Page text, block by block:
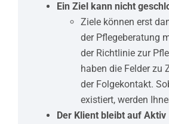
Ein Ziel kann nicht
Ziele können erst
der Pflegeberatung
der Richtlinie zur
haben die Felder zu
der Folgekontakt.
existiert, werden
Der Klient bleibt auf Aktiv